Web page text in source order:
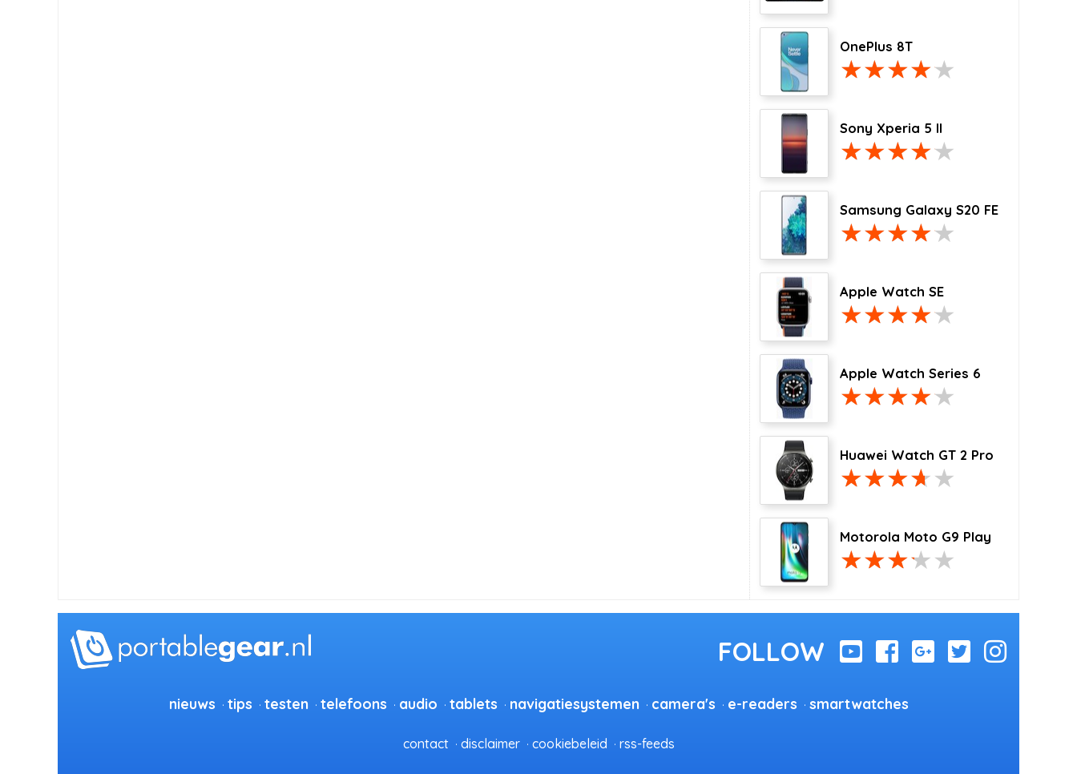
OnePlus 8T
Sony Xperia 5 II
Samsung Galaxy S20 FE
Apple Watch SE
Apple Watch Series 6
Huawei Watch GT 2 Pro
Motorola Moto G9 Play
nieuws tips testen telefoons audio tablets navigatiesystemen camera's e-readers smartwatches
contact disclaimer cookiebeleid rss-feeds